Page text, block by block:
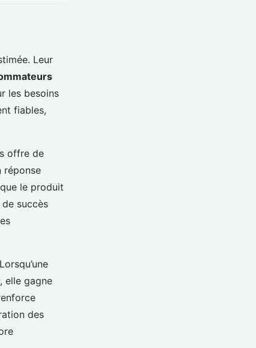
Leur
les besoins
fiables,
offre de
réponse
le produit
succès
elle gagne
des